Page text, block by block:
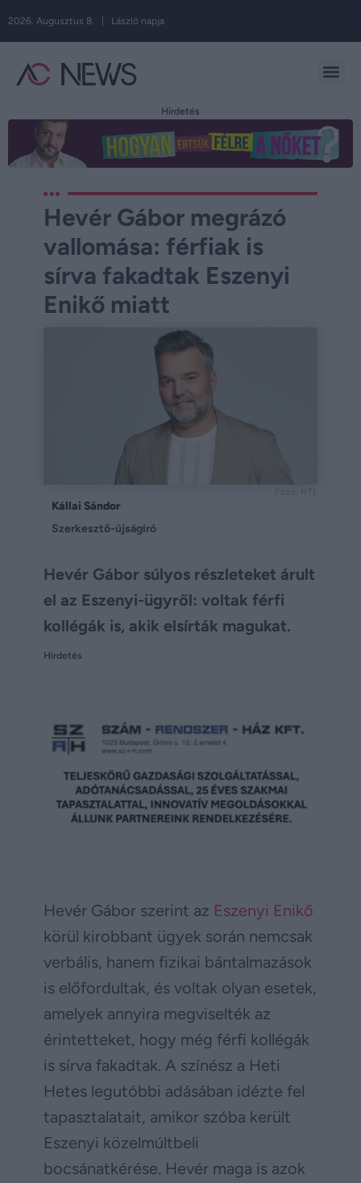
2026. Augusztus 8. | László napja
Hirdetés
Hevér Gábor megrázó
vallomása: férfiak is
sírva fakadtak Eszenyi
Enikő miatt
Kállai Sándor
Szerkesztő-újságíró
Hevér Gábor súlyos részleteket árult
el az Eszenyi-ügyről: voltak férfi
kollégák is, akik elsírták magukat.
Hirdetés
Hevér Gábor szerint az Eszenyi Enikő
körül kirobbant ügyek során nemcsak
verbális, hanem fizikai bántalmazások
is előfordultak, és voltak olyan esetek,
amelyek annyira megviselték az
érintetteket, hogy még férfi kollégák
is sírva fakadtak. A színész a Heti
Hetes legutóbbi adásában idézte fel
tapasztalatait, amikor szóba került
Eszenyi közelmúltbeli
bocsánatkérése. Hevér maga is azok